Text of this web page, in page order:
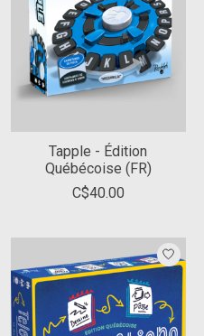
Tapple - Édition
Québécoise (FR)
C$40.00